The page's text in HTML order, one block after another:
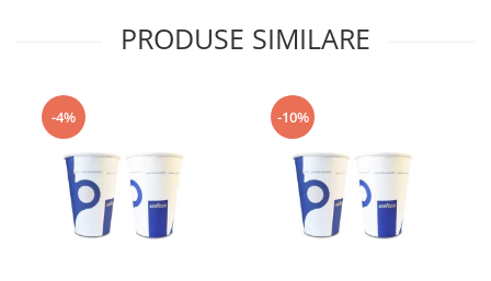
PRODUSE SIMILARE
-4% -10%